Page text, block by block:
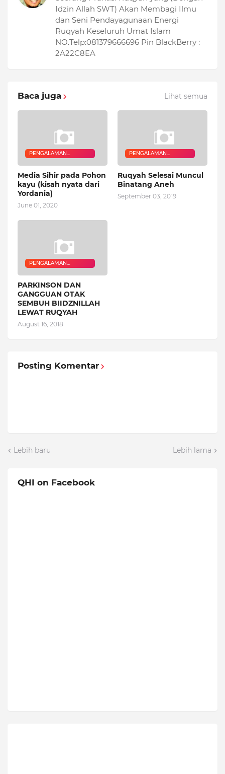
Idzin Allah SWT) Akan Membagi Ilmu
dan Seni Pendayagunaan Energi
Ruqyah Keseluruh Umat Islam
NO.Telp:081379666696 Pin BlackBerry :
2A22C8EA
Baca juga Lihat semua
PENGALAMAN
Media Sihir pada Pohon
kayu (kisah nyata dari
Yordania)
June 01, 2020
PENGALAMAN
Ruqyah Selesai Muncul
Binatang Aneh
September 03, 2019
PENGALAMAN
PARKINSON DAN
GANGGUAN OTAK
SEMBUH BIIDZNILLAH
LEWAT RUQYAH
August 16, 2018
Posting Komentar
Lebih baru Lebih lama
QHI on Facebook